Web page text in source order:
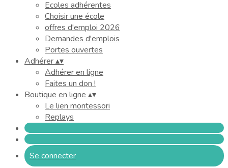
Ecoles adhérentes
Choisir une école
offres d'emploi 2026
Demandes d'emplois
Portes ouvertes
Adhérer▴▾
Adhérer en ligne
Faites un don !
Boutique en ligne ▴▾
Le lien montessori
Replays
Se connecter